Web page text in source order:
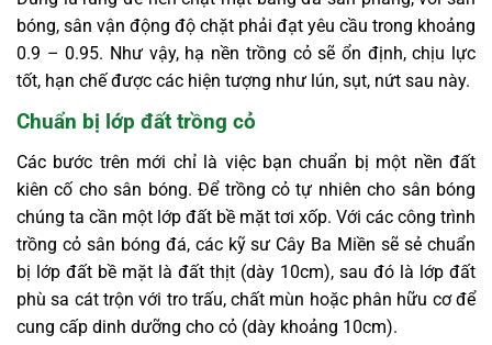
bóng, sân vận động độ chặt phải đạt yêu cầu trong khoảng
0.9 – 0.95. Như vậy, hạ nền trồng cỏ sẽ ổn định, chịu lực
tốt, hạn chế được các hiện tượng như lún, sụt, nứt sau này.
Chuẩn bị lớp đất trồng cỏ
Các bước trên mới chỉ là việc bạn chuẩn bị một nền đất
kiên cố cho sân bóng. Để trồng cỏ tự nhiên cho sân bóng
chúng ta cần một lớp đất bề mặt tơi xốp. Với các công trình
trồng cỏ sân bóng đá, các kỹ sư Cây Ba Miền sẽ sẻ chuẩn
bị lớp đất bề mặt là đất thịt (dày 10cm), sau đó là lớp đất
phù sa cát trộn với tro trấu, chất mùn hoặc phân hữu cơ để
cung cấp dinh dưỡng cho cỏ (dày khoảng 10cm).